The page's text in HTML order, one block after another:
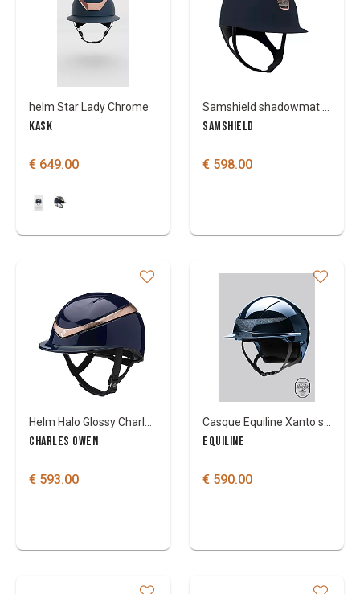
helm Star Lady Chrome
KASK
€ 649.00
SAMSHIELD
€ 598.00
CHARLES OWEN
€ 593.00
EQUILINE
€ 590.00